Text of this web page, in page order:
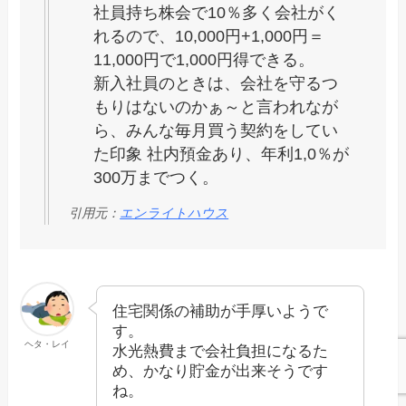
社員持ち株会で10％多く会社がく
れるので、10,000円+1,000円＝
11,000円で1,000円得できる。
新入社員のときは、会社を守るつ
もりはないのかぁ～と言われなが
ら、みんな毎月買う契約をしてい
た印象 社内預金あり、年利1,0％が
300万までつく。
引用元： エンライトハウス
ヘタ・レイ
住宅関係の補助が手厚いようで
す。
水光熱費まで会社負担になるた
め、かなり貯金が出来そうです
ね。